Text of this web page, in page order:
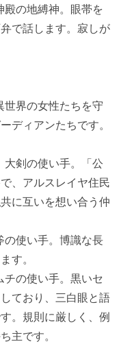
の地縛神。眼帯を
で話します。寂しが
界の女性たちを守
ディアンたちです。
剣の使い手。「公
、アルスレイヤ住民
に互いを想い合う仲
の使い手。博識な長
す。
の使い手。黒いセ
ており、三白眼と語
。規則に厳しく、例
主です。